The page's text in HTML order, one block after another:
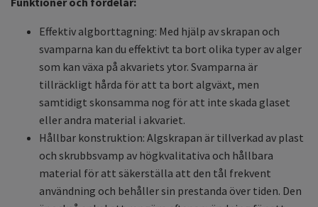
Effektiv algborttagning: Med hjälp av skrapan och
svamparna kan du effektivt ta bort olika typer av alger
som kan växa på akvariets ytor. Svamparna är
tillräckligt hårda för att ta bort algväxt, men
samtidigt skonsamma nog för att inte skada glaset
eller andra material i akvariet.
Hållbar konstruktion: Algskrapan är tillverkad av plast
och skrubbsvamp av högkvalitativa och hållbara
material för att säkerställa att den tål frekvent
användning och behåller sin prestanda över tiden. Den